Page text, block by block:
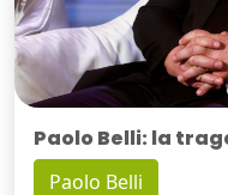
Paolo Belli: la
Paolo Belli